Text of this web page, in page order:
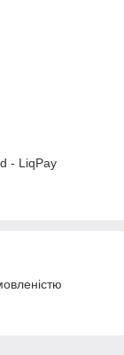
- LiqPay